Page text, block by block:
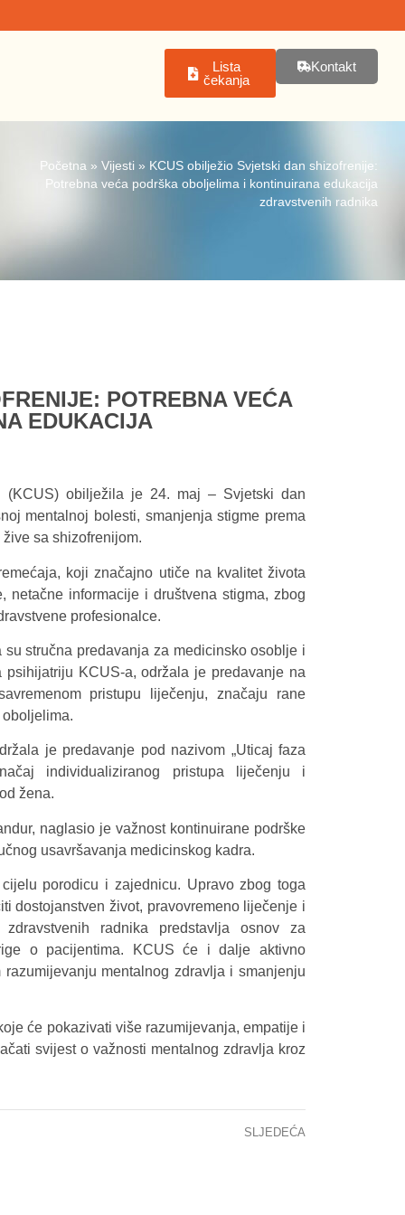
Lista
čekanja
Kontakt
Početna » Vijesti » KCUS obilježio Svjetski dan shizofrenije:
Potrebna veća podrška oboljelima i kontinuirana edukacija
zdravstvenih radnika
POTREBNA VEĆA
EDUKACIJA
(KCUS) obilježila je 24. maj – Svjetski dan
mentalnoj bolesti, smanjenja stigme prema
sa shizofrenijom.
koji značajno utiče na kvalitet života
informacije i društvena stigma, zbog
profesionalce.
stručna predavanja za medicinsko osoblje i
KCUS-a, održala je predavanje na
pristupu liječenju, značaju rane
je predavanje pod nazivom „Uticaj faza
individualiziranog pristupa liječenju i
žena.
naglasio je važnost kontinuirane podrške
usavršavanja medicinskog kadra.
porodicu i zajednicu. Upravo zbog toga
dostojanstven život, pravovremeno liječenje i
zdravstvenih radnika predstavlja osnov za
o pacijentima. KCUS će i dalje aktivno
mentalnog zdravlja i smanjenju
će pokazivati više razumijevanja, empatije i
svijest o važnosti mentalnog zdravlja kroz
SLJEDEĆA